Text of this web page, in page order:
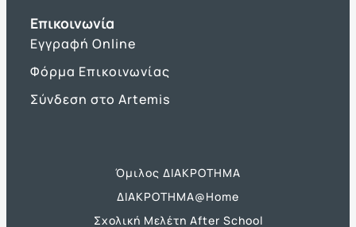
Επικοινωνία
Εγγραφή Online
Φόρμα Επικοινωνίας
Σύνδεση στο Artemis
Όμιλος ΔΙΑΚΡΟΤΗΜΑ
ΔΙΑΚΡΟΤΗΜΑ@Home
Σχολική Μελέτη After School